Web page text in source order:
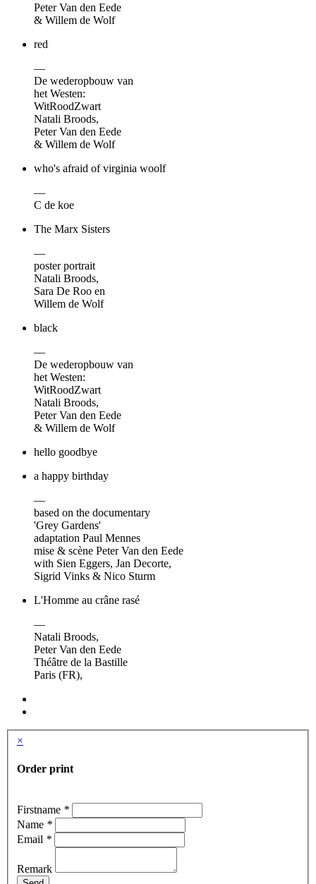
Peter Van den Eede
& Willem de Wolf
red
—
De wederopbouw van
het Westen:
WitRoodZwart
Natali Broods,
Peter Van den Eede
& Willem de Wolf
who's afraid of virginia woolf
—
C de koe
The Marx Sisters
—
poster portrait
Natali Broods,
Sara De Roo en
Willem de Wolf
black
—
De wederopbouw van
het Westen:
WitRoodZwart
Natali Broods,
Peter Van den Eede
& Willem de Wolf
hello goodbye
a happy birthday
—
based on the documentary
'Grey Gardens'
adaptation Paul Mennes
mise & scène Peter Van den Eede
with Sien Eggers, Jan Decorte,
Sigrid Vinks & Nico Sturm
L'Homme au crâne rasé
—
Natali Broods,
Peter Van den Eede
Théâtre de la Bastille
Paris (FR),
×
Order print
Firstname *
Name *
Email *
Remark